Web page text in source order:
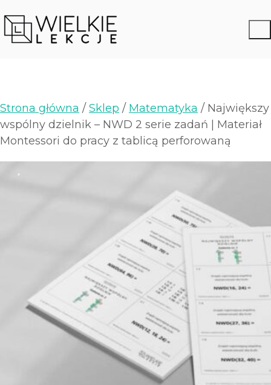
Strona główna / Sklep / Matematyka / Największy
wspólny dzielnik – NWD 2 serie zadań | Materiał
Montessori do pracy z tablicą perforowaną